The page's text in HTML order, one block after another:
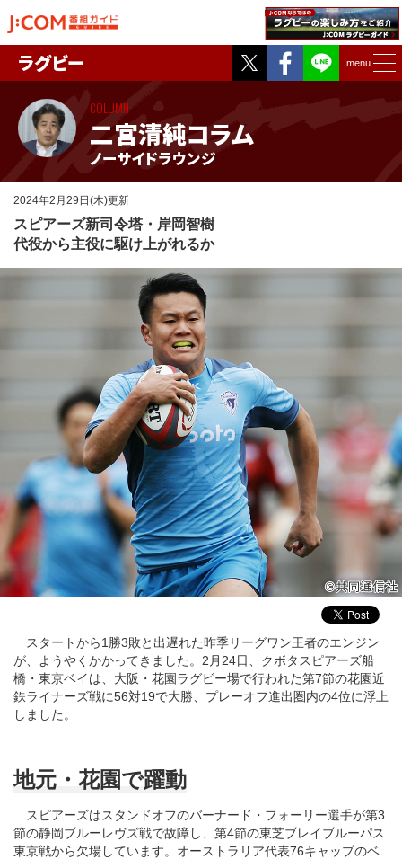
Twitter
Facebook
menu
ラグビー
二宮清純コラム
ノーサイドラウンジ
COLUMN
2024年2月29日(木)更新
スピアーズ新司令塔・岸岡智樹
代役から主役に駆け上がれるか
スタートから1勝3敗と出遅れた昨季リーグワン王者のエンジン
が、ようやくかかってきました。2月24日、クボタスピアーズ船
橋・東京ベイは、大阪・花園ラグビー場で行われた第7節の花園近
鉄ライナーズ戦に56対19で大勝、プレーオフ進出圏内の4位に浮上
しました。
地元・花園で躍動
スピアーズはスタンドオフのバーナード・フォーリー選手が第3
節の静岡ブルーレヴズ戦で故障し、第4節の東芝ブレイブルーパス
東京戦から欠場しています。オーストラリア代表76キャップのベ